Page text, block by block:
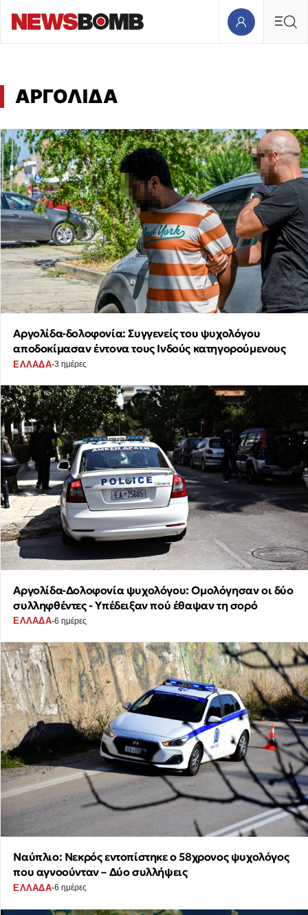
ΑΡΓΟΛΙΔΑ
Αργολίδα-δολοφονία: Συγγενείς του ψυχολόγου
αποδοκίμασαν έντονα τους Ινδούς κατηγορούμενους
ΕΛΛΑΔΑ·3 ημέρες
Αργολίδα-Δολοφονία ψυχολόγου: Ομολόγησαν οι δύο
συλληφθέντες - Υπέδειξαν πού έθαψαν τη σορό
ΕΛΛΑΔΑ·6 ημέρες
Ναύπλιο: Νεκρός εντοπίστηκε ο 58χρονος ψυχολόγος
που αγνοούνταν – Δύο συλλήψεις
ΕΛΛΑΔΑ·6 ημέρες